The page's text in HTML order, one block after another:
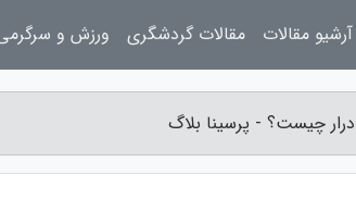
چیست؟ - پرسینا بلاگ
آرشیو مقالات مقالات گردشگری ورزش و